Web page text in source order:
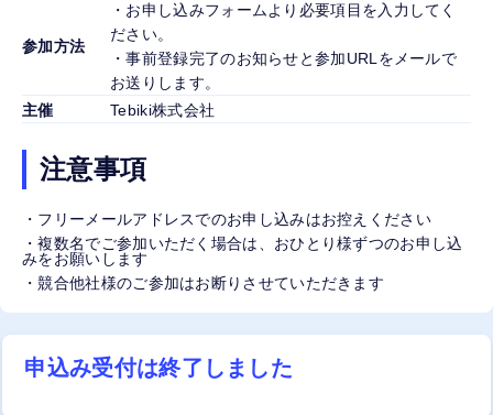
参加方法
・お申し込みフォームより必要項目を入力してく
ださい。
・事前登録完了のお知らせと参加URLをメールで
お送りします。
主催
Tebiki株式会社
注意事項
・フリーメールアドレスでのお申し込みはお控えください
・複数名でご参加いただく場合は、おひとり様ずつのお申し込
みをお願いします
・競合他社様のご参加はお断りさせていただきます
申込み受付は終了しました